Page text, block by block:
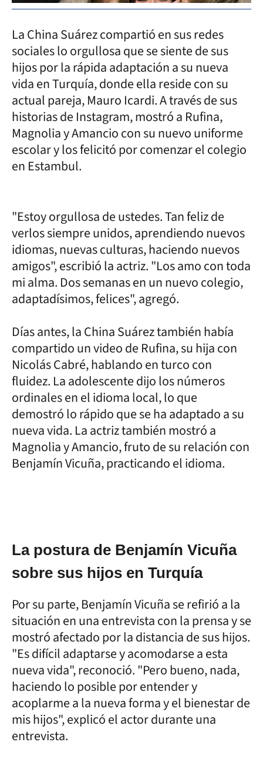
La China Suárez compartió en sus redes
sociales lo orgullosa que se siente de sus
hijos por la rápida adaptación a su nueva
vida en Turquía, donde ella reside con su
actual pareja, Mauro Icardi. A través de sus
historias de Instagram, mostró a Rufina,
Magnolia y Amancio con su nuevo uniforme
escolar y los felicitó por comenzar el colegio
en Estambul.
"Estoy orgullosa de ustedes. Tan feliz de
verlos siempre unidos, aprendiendo nuevos
idiomas, nuevas culturas, haciendo nuevos
amigos", escribió la actriz. "Los amo con toda
mi alma. Dos semanas en un nuevo colegio,
adaptadísimos, felices", agregó.
Días antes, la China Suárez también había
compartido un video de Rufina, su hija con
Nicolás Cabré, hablando en turco con
fluidez. La adolescente dijo los números
ordinales en el idioma local, lo que
demostró lo rápido que se ha adaptado a su
nueva vida. La actriz también mostró a
Magnolia y Amancio, fruto de su relación con
Benjamín Vicuña, practicando el idioma.
La postura de Benjamín Vicuña
sobre sus hijos en Turquía
Por su parte, Benjamín Vicuña se refirió a la
situación en una entrevista con la prensa y se
mostró afectado por la distancia de sus hijos.
"Es difícil adaptarse y acomodarse a esta
nueva vida", reconoció. "Pero bueno, nada,
haciendo lo posible por entender y
acoplarme a la nueva forma y el bienestar de
mis hijos", explicó el actor durante una
entrevista.